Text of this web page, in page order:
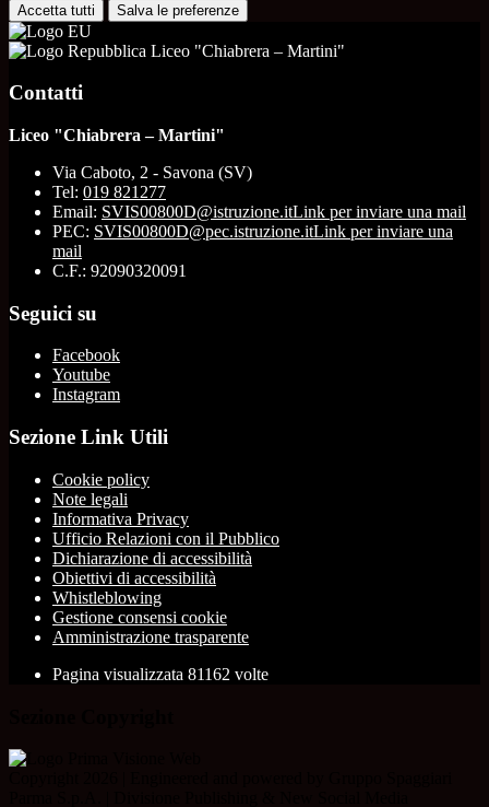
Accetta tutti Salva le preferenze
Liceo "Chiabrera – Martini"
Contatti
Liceo "Chiabrera – Martini"
Via Caboto, 2 - Savona (SV)
Tel: 019 821277
Email: SVIS00800D@istruzione.itLink per inviare una mail
PEC: SVIS00800D@pec.istruzione.itLink per inviare una
mail
C.F.: 92090320091
Seguici su
Facebook
Youtube
Instagram
Sezione Link Utili
Cookie policy
Note legali
Informativa Privacy
Ufficio Relazioni con il Pubblico
Dichiarazione di accessibilità
Obiettivi di accessibilità
Whistleblowing
Gestione consensi cookie
Amministrazione trasparente
Pagina visualizzata 81162 volte